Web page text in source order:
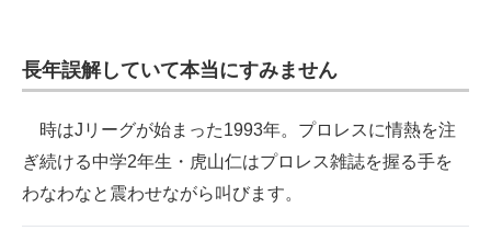
長年誤解していて本当にすみません
時はJリーグが始まった1993年。プロレスに情熱を注
ぎ続ける中学2年生・虎山仁はプロレス雑誌を握る手を
わなわなと震わせながら叫びます。